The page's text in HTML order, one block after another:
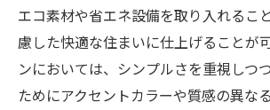
エコ素材や省エネ設備を取り入れるこ
慮した快適な住まいに仕上げることが
ンにおいては、シンプルさを重視しつ
ためにアクセントカラーや質感の異な